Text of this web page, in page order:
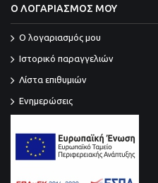
Ο ΛΟΓΑΡΙΑΣΜΟΣ ΜΟΥ
O λογαριασμός μου
Ιστορικό παραγγελιών
Λίστα επιθυμιών
Ενημερώσεις